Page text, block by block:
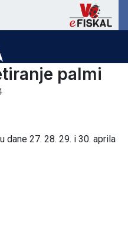
palmi
dane 27. 28. 29. i 30. aprila